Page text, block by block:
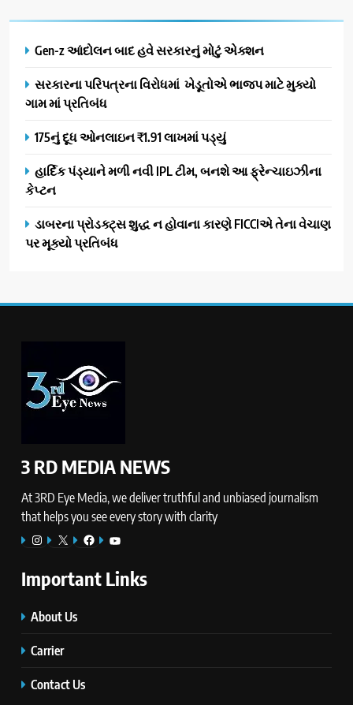
Gen-z આંદોલન બાદ હવે સરકારનું મોટું એક્શન
સરકારના પરિપત્રના વિરોધમાં ખેડૂતોએ ભાજપ માટે મુક્યો
ગામ માં પ્રતિબંધ
175નું દૂધ ઓનલાઇન ₹1.91 લાખમાં પડ્યું
હાર્દિક પંડ્યાને મળી નવી IPL ટીમ, બનશે આ ફ્રેન્ચાઇઝીના
કેપ્ટન
ડાબરના પ્રોડક્ટ્સ શુદ્ધ ન હોવાના કારણે FICCIએ તેના વેચાણ
પર મૂક્યો પ્રતિબંધ
3 RD MEDIA NEWS
At 3RD Eye Media, we deliver truthful and unbiased journalism
that helps you see every story with clarity
Instagram
X Facebook
YouTube
Important Links
About Us
Carrier
Contact Us